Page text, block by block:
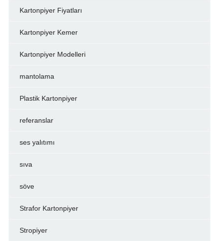
Kartonpiyer Fiyatları
Kartonpiyer Kemer
Kartonpiyer Modelleri
mantolama
Plastik Kartonpiyer
referanslar
ses yalıtımı
sıva
söve
Strafor Kartonpiyer
Stropiyer